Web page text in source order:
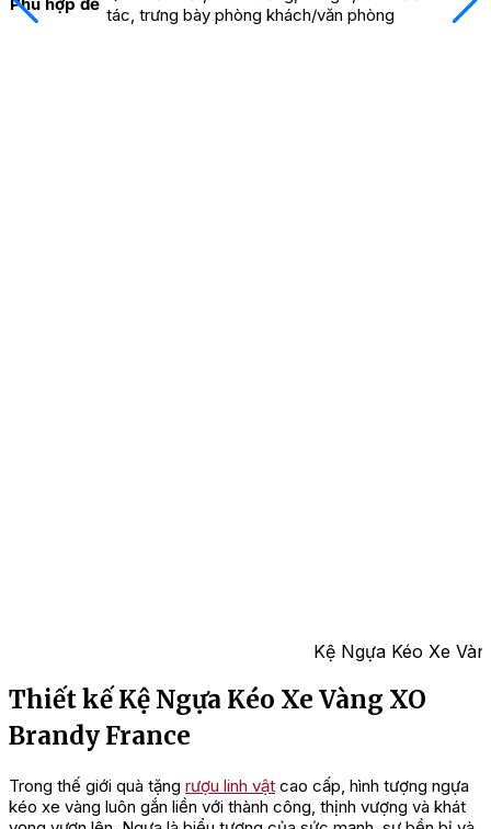
tác, trưng bày phòng khách/văn phòng
Kệ Ngựa Kéo Xe
Thiết kế Kệ Ngựa Kéo Xe Vàng XO
Brandy France
Trong thế giới quà tặng rượu linh vật cao cấp, hình tượng ngựa
kéo xe vàng luôn gắn liền với thành công, thịnh vượng và khát